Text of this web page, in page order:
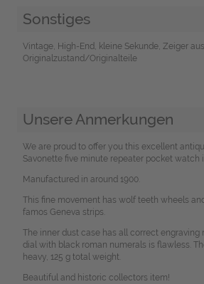
Sonstiges
Vintage, High-End, kleine Sekunde, Zeiger
Originalzustand/Originalteile
Unsere Anmerkungen
We are proud to offer you this excellent
Savonette five minute repeater pocket watch
Manufactured in around 1900.
This fine movement has wolf teeth wheels
famos Geneva strips.
The inner dust case has all correct engraving
dial with black roman numerals is flawless.
heavy, 125 g total weight.
Beautiful and historic collectors item!